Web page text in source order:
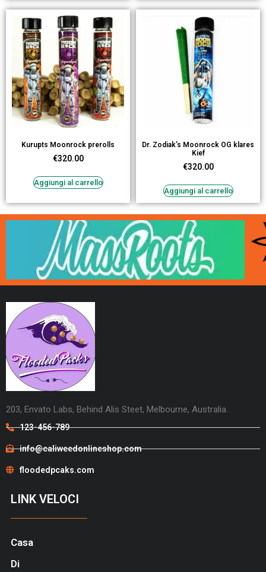
Kurupts Moonrock prerolls
€320.00
Aggiungi al carrello
Dr. Zodiak’s Moonrock OG klares
Kief
€320.00
Aggiungi al carrello
203, Envato Labs, Behind Alis Steet, Melbourne, Australia.
123-456-789
info@caliweedonlineshop.com
floodedpcaks.com
LINK VELOCI
Casa
Di